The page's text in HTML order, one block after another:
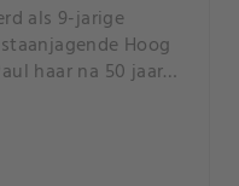
als 9-jarige
Hoog
haar na 50 jaar
haar